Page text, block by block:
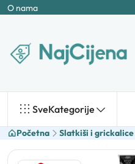
O nama
SveKategorije
Početna Slatkiši i grickalice